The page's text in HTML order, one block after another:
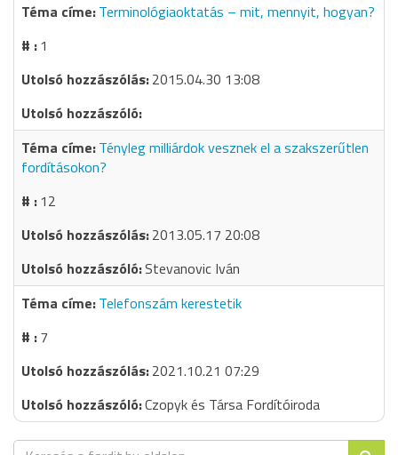
Terminológiaoktatás – mit, mennyit, hogyan?
1
2015.04.30 13:08
Tényleg milliárdok vesznek el a szakszerűtlen
fordításokon?
12
2013.05.17 20:08
Stevanovic Iván
Telefonszám kerestetik
7
2021.10.21 07:29
Czopyk és Társa Fordítóiroda